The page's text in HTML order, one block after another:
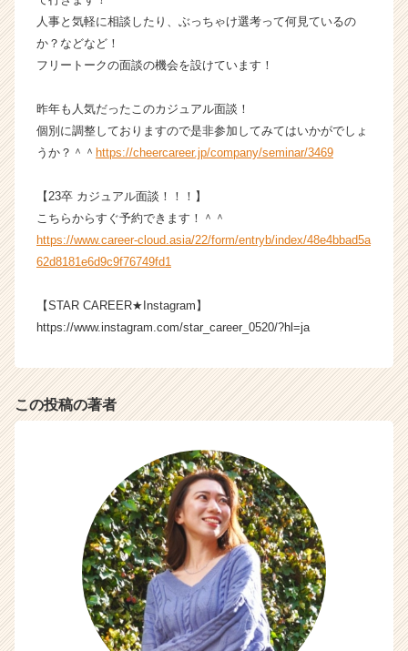
（C
e
r
C
e
r）
人事と気軽に相談したり、ぶっちゃけ選考って何見ているの
か？などなど！
フリートークの面談の機会を設けています！
昨年も人気だったこのカジュアル面談！
個別に調整しておりますので是非参加してみてはいかがでしょ
うか？＾＾ https://cheercareer.jp/company/seminar/3469
【23卒 カジュアル面談！！！】
こちらからすぐ予約できます！＾＾
https://www.career-cloud.asia/22/form/entryb/index/48e4bbad5a
62d8181e6d9c9f76749fd1
【STAR CAREER★Instagram】
https://www.instagram.com/star_career_0520/?hl=ja
この投稿の著者